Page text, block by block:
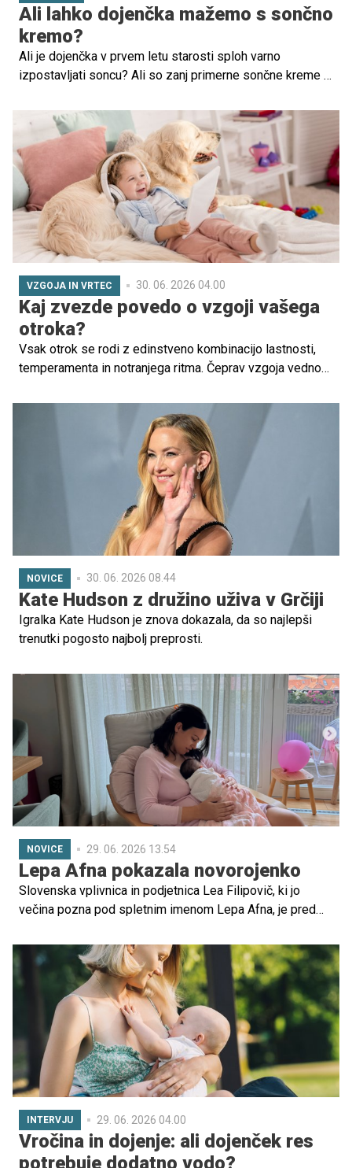
Ali lahko dojenčka mažemo s sončno
kremo?
Ali je dojenčka v prvem letu starosti sploh varno
izpostavljati soncu? Ali so zanj primerne sončne kreme in
prekomerne izpostavljenosti sončnim žarkom? Odgovarja
pediatrinja Suzana Škorjanc Antolič.
VZGOJA IN VRTEC 30. 06. 2026 04.00
Kaj zvezde povedo o vzgoji vašega
otroka?
Vsak otrok se rodi z edinstveno kombinacijo lastnosti,
temperamenta in notranjega ritma. Čeprav vzgoja vedno
ponuja simbolni okvir, ki staršem lahko pomaga bolje
razumeti otrokove odzive, potrebe in čustvene vzorce.
Spodaj so razširjeni opisi posameznih znamenj in
pristopi, ki lahko pomagajo pri vsakodnevni vzgoji.
NOVICE 30. 06. 2026 08.44
Kate Hudson z družino uživa v Grčiji
Igralka Kate Hudson je znova dokazala, da so najlepši
trenutki pogosto najbolj preprosti.
NOVICE 29. 06. 2026 13.54
Lepa Afna pokazala novorojenko
Slovenska vplivnica in podjetnica Lea Filipovič, ki jo
večina pozna pod spletnim imenom Lepa Afna, je pred
prisrčen utrinek iz družinskega življenja in razkrila, da je
njena starejša hčerka dobila sestrico.
INTERVJU 29. 06. 2026 04.00
Vročina in dojenje: ali dojenček res
potrebuje dodatno vodo?